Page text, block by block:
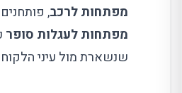
מפתחות לרכב,
מפתחות לעגלות סופר
שנשארת מול עיני